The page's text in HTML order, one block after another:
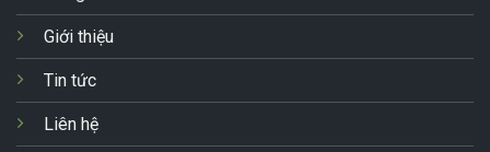
Giới thiệu
Tin tức
Liên hệ